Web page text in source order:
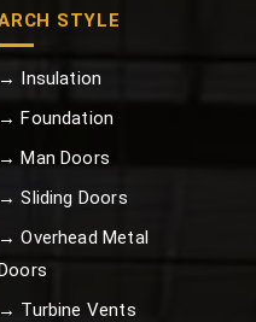
STYLE
→ Insulation
→ Foundation
→ Man Doors
→ Sliding Doors
→ Overhead Metal
→ Turbine Vents